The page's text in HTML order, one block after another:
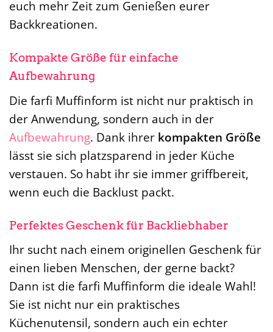
euch mehr Zeit zum Genießen eurer
Backkreationen.
Kompakte Größe für einfache
Aufbewahrung
Die farfi Muffinform ist nicht nur praktisch in
der Anwendung, sondern auch in der
Aufbewahrung. Dank ihrer kompakten Größe
lässt sie sich platzsparend in jeder Küche
verstauen. So habt ihr sie immer griffbereit,
wenn euch die Backlust packt.
Perfektes Geschenk für Backliebhaber
Ihr sucht nach einem originellen Geschenk für
einen lieben Menschen, der gerne backt?
Dann ist die farfi Muffinform die ideale Wahl!
Sie ist nicht nur ein praktisches
Küchenutensil, sondern auch ein echter